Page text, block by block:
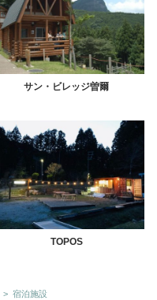
サン・ビレッジ曽爾
TOPOS
> 宿泊施設